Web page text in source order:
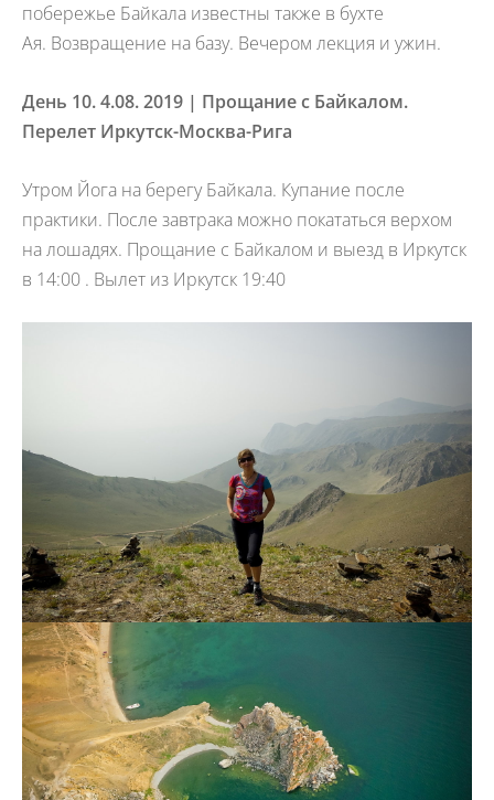
побережье Байкала известны также в бухте
Ая. Возвращение на базу. Вечером лекция и ужин.
День 10. 4.08. 2019 | Прощание с Байкалом.
Перелет Иркутск-Москва-Рига
Утром Йога на берегу Байкала. Купание после
практики. После завтрака можно покататься верхом
на лошадях. Прощание с Байкалом и выезд в Иркутск
в 14:00 . Вылет из Иркутск 19:40